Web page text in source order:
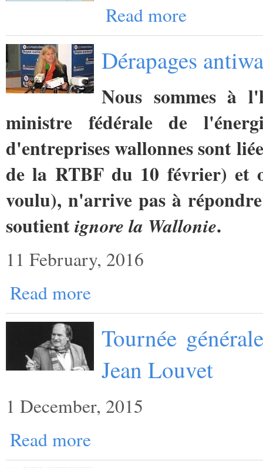
Read more
Dérapages
Nous sommes à
ministre fédérale de
d'entreprises wallonnes sont
de la RTBF du 10 février) et
voulu), n'arrive pas à
soutientignore la Wallonie.
11 February, 2016
Read more
Tournée
Jean Louvet
1 December, 2015
Read more